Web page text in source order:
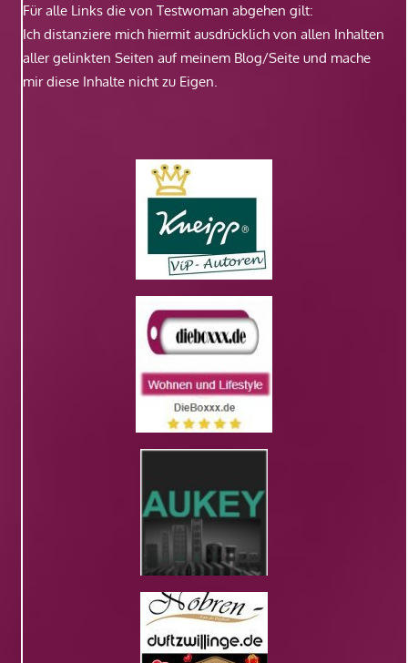
Für alle Links die von Testwoman abgehen gilt:
Ich distanziere mich hiermit ausdrücklich von allen Inhalten
aller gelinkten Seiten auf meinem Blog/Seite und mache
mir diese Inhalte nicht zu Eigen.